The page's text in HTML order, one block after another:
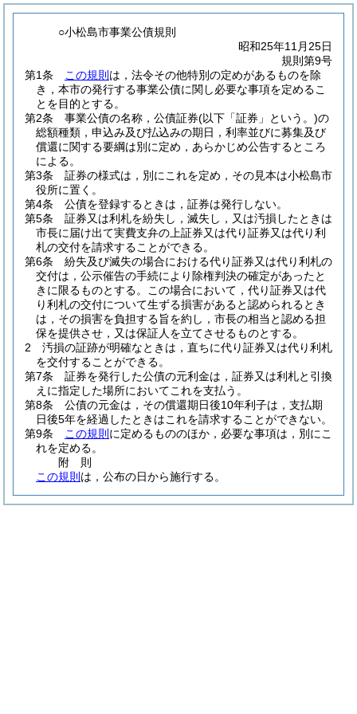
○小松島市事業公債規則
昭和25年11月25日
規則第9号
第1条
この規則 は，法令その他特別の定めがあるものを除
き，本市の発行する事業公債に関し必要な事項を定めるこ
とを目的とする。
第2条
事業公債の名称，公債証券(以下「証券」という。)の
総額種類，申込み及び払込みの期日，利率並びに募集及び
償還に関する要綱は別に定め，あらかじめ公告するところ
による。
第3条
証券の様式は，別にこれを定め，その見本は小松島市
役所に置く。
第4条
公債を登録するときは，証券は発行しない。
第5条
証券又は利札を紛失し，滅失し，又は汚損したときは
市長に届け出て実費支弁の上証券又は代り証券又は代り利
札の交付を請求することができる。
第6条
紛失及び滅失の場合における代り証券又は代り利札の
交付は，公示催告の手続により除権判決の確定があったと
きに限るものとする。
この場合において，代り証券又は代
り利札の交付について生ずる損害があると認められるとき
は，その損害を負担する旨を約し，市長の相当と認める担
保を提供させ，又は保証人を立てさせるものとする。
2
汚損の証跡が明確なときは，直ちに代り証券又は代り利札
を交付することができる。
第7条
証券を発行した公債の元利金は，証券又は利札と引換
えに指定した場所においてこれを支払う。
第8条
公債の元金は，その償還期日後10年利子は，支払期
日後5年を経過したときはこれを請求することができない。
第9条
この規則 に定めるもののほか，必要な事項は，別にこ
れを定める。
附 則
この規則 は，公布の日から施行する。